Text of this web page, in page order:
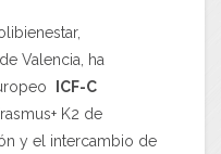
Valencia, ha
ICF-C
K2 de
y el intercambio de